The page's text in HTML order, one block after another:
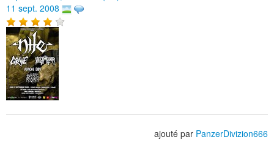
11 sept. 2008
ajouté par PanzerDivizion666